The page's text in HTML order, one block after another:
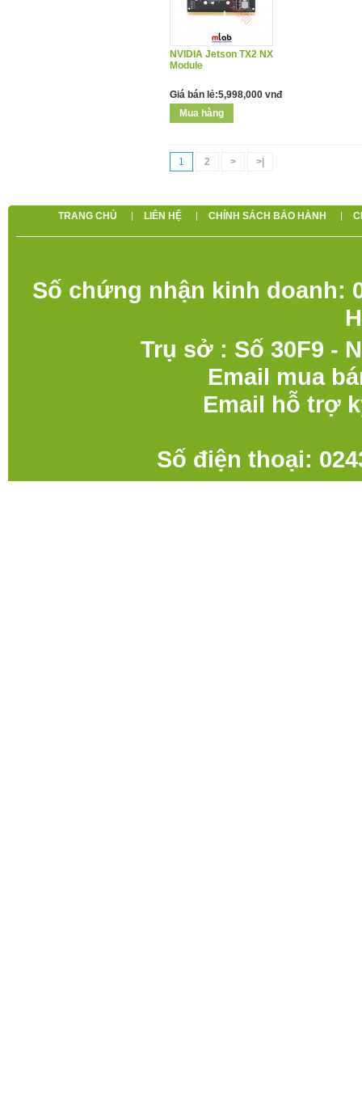
NVIDIA Jetson TX2 NX
Module
Giá bán lẻ:5,998,000 vnđ
1 2 > >|
TRANG CHỦ LIÊN HỆ CHÍNH SÁCH BẢO HÀNH
Số chứng nhận kinh doanh:
Trụ sở : Số 30F9 -
Email mua
Email hỗ trợ
Số điện thoại: